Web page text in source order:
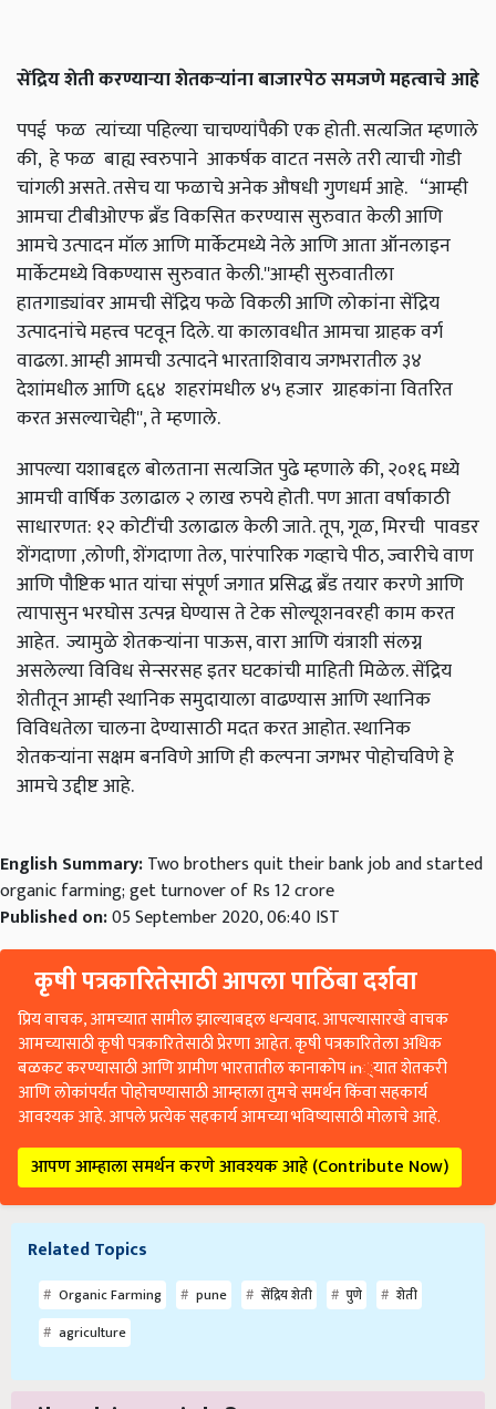
सेंद्रियशेतीकरण्याऱ्याशेतकऱ्यांनाबाजारपेठसमजणेमहत्वाचेआहे
पपई फळ त्यांच्या पहिल्या चाचण्यांपैकी एक होती. सत्यजित म्हणाले
की, हे फळ बाह्य स्वरुपाने आकर्षक वाटत नसले तरी त्याची गोडी
चांगली असते. तसेच या फळाचे अनेक औषधी गुणधर्म आहे. “आम्ही
आमचा टीबीओएफ ब्रँड विकसित करण्यास सुरुवात केली आणि
आमचे उत्पादन मॉल आणि मार्केटमध्ये नेले आणि आता ऑनलाइन
मार्केटमध्ये विकण्यास सुरुवात केली.''आम्ही सुरुवातीला
हातगाड्यांवर आमची सेंद्रिय फळे विकली आणि लोकांना सेंद्रिय
उत्पादनांचे महत्त्व पटवून दिले. या कालावधीत आमचा ग्राहक वर्ग
वाढला. आम्ही आमची उत्पादने भारताशिवाय जगभरातील ३४
देशांमधील आणि ६६४ शहरांमधील ४५ हजार ग्राहकांना वितरित
करत असल्याचेही'', ते म्हणाले.
आपल्या यशाबद्दल बोलताना सत्यजित पुढे म्हणाले की, २०१६ मध्ये
आमची वार्षिक उलाढाल २ लाख रुपये होती. पण आता वर्षाकाठी
साधारणत: १२ कोटींची उलाढाल केली जाते. तूप, गूळ, मिरची पावडर
शेंगदाणा ,लोणी, शेंगदाणा तेल, पारंपारिक गव्हाचे पीठ, ज्वारीचे वाण
आणि पौष्टिक भात यांचा संपूर्ण जगात प्रसिद्ध ब्रँड तयार करणे आणि
त्यापासुन भरघोस उत्पन्न घेण्यास ते टेक सोल्यूशनवरही काम करत
आहेत. ज्यामुळे शेतकऱ्यांना पाऊस, वारा आणि यंत्राशी संलग्न
असलेल्या विविध सेन्सरसह इतर घटकांची माहिती मिळेल. सेंद्रिय
शेतीतून आम्ही स्थानिक समुदायाला वाढण्यास आणि स्थानिक
विविधतेला चालना देण्यासाठी मदत करत आहोत. स्थानिक
शेतकऱ्यांना सक्षम बनविणे आणि ही कल्पना जगभर पोहोचविणे हे
आमचे उद्दीष्ट आहे.
English Summary:Two brothers quit their bank job and started
organic farming; get turnover of Rs 12 crore
Published on:05 September 2020, 06:40 IST
कृषी पत्रकारितेसाठी आपला पाठिंबा दर्शवा
प्रिय वाचक, आमच्यात सामील झाल्याबद्दल धन्यवाद. आपल्यासारखे वाचक
आमच्यासाठी कृषी पत्रकारितेसाठी प्रेरणा आहेत. कृषी पत्रकारितेला अधिक
बळकट करण्यासाठी आणि ग्रामीण भारतातील कानाकोप in्यात शेतकरी
आणि लोकांपर्यंत पोहोचण्यासाठी आम्हाला तुमचे समर्थन किंवा सहकार्य
आवश्यक आहे. आपले प्रत्येक सहकार्य आमच्या भविष्यासाठी मोलाचे आहे.
आपण आम्हाला समर्थन करणे आवश्यक आहे (Contribute Now)
Related Topics
Organic Farming pune सेंद्रिय शेती पुणे
शेती
agriculture